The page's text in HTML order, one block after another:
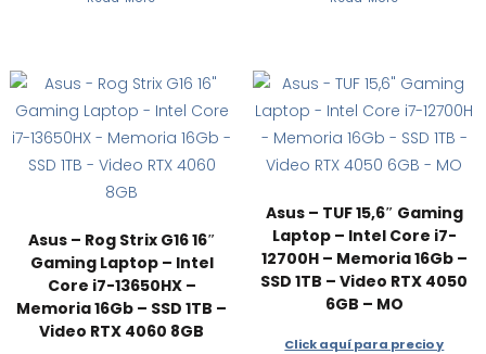
Asus – Rog Strix G16 16″
Gaming Laptop – Intel
Core i7-13650HX –
Memoria 16Gb – SSD 1TB –
Video RTX 4060 8GB
Asus – TUF 15,6″ Gaming
Laptop – Intel Core i7-
12700H – Memoria 16Gb –
SSD 1TB – Video RTX 4050
6GB – MO
Click aquí para precio y